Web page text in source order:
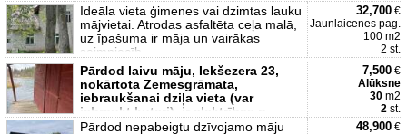
Ideāla vieta ģimenes vai dzimtas lauku
mājvietai. Atrodas asfaltēta ceļa malā,
uz īpašuma ir māja un vairākas
saimniecīb
32,700 €
Jaunlaicenes pag.
100 m2
2 st.
Pārdod laivu māju, Iekšezera 23,
nokārtota Zemesgrāmata,
iebraukšanai dziļa vieta (var
iebraukt kuteri), ir elektrības p
7,500 €
Alūksne
30 m2
2 st.
Pārdod nepabeigtu dzīvojamo māju
48,900 €